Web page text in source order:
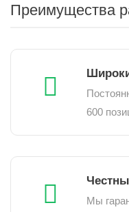
Преимущества
600
Мы